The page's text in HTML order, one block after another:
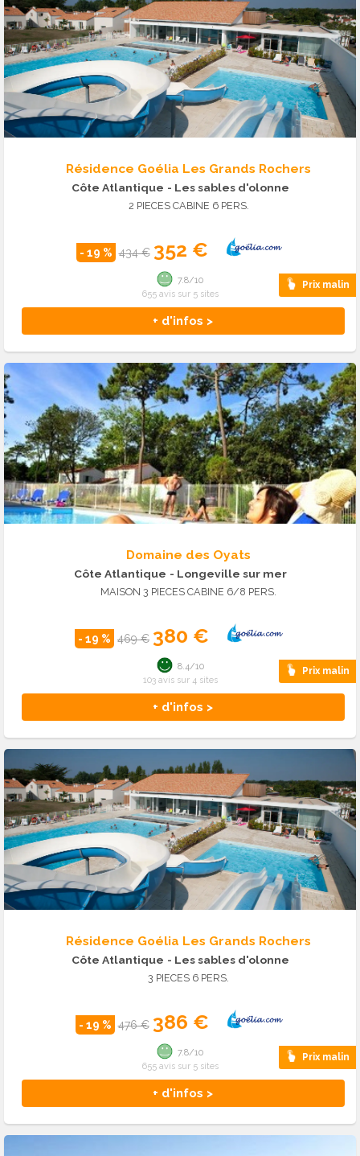
Résidence Goélia Les Grands Rochers
Côte Atlantique - Les sables d'olonne
2 PIECES CABINE 6 PERS.
- 19 % 434 € 352 €
Prix malin
+ d'infos >
7.8/10
655 avis sur 5 sites
Domaine des Oyats
Côte Atlantique - Longeville sur mer
MAISON 3 PIECES CABINE 6/8 PERS.
- 19 % 469 € 380 €
Prix malin
+ d'infos >
8.4/10
103 avis sur 4 sites
Résidence Goélia Les Grands Rochers
Côte Atlantique - Les sables d'olonne
3 PIECES 6 PERS.
- 19 % 476 € 386 €
Prix malin
+ d'infos >
7.8/10
655 avis sur 5 sites